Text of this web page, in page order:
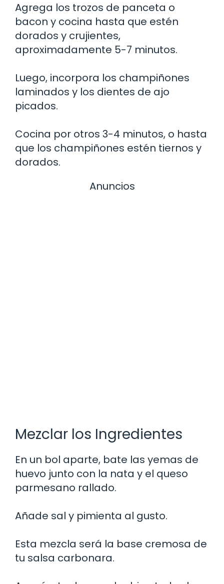
Agrega los trozos de panceta o
bacon y cocina hasta que estén
dorados y crujientes,
aproximadamente 5-7 minutos.
Luego, incorpora los champiñones
laminados y los dientes de ajo
picados.
Cocina por otros 3-4 minutos, o hasta
que los champiñones estén tiernos y
dorados.
Anuncios
Mezclar los Ingredientes
En un bol aparte, bate las yemas de
huevo junto con la nata y el queso
parmesano rallado.
Añade sal y pimienta al gusto.
Esta mezcla será la base cremosa de
tu salsa carbonara.